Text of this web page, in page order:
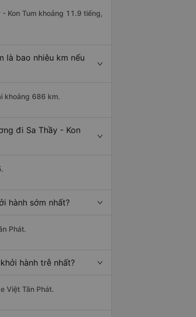
Kon Tum khoảng 11.9 tiếng,
là bao nhiêu km nếu
khoảng 686 km.
đi Sa Thầy - Kon
hành sớm nhất?
Phát.
hành trễ nhất?
Việt Tân Phát.